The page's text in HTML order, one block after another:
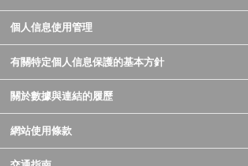
個人信息使用管理
有關特定個人信息保護的基本方針
關於數據與連結的履歷
網站使用條款